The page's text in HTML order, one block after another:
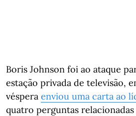
Boris Johnson foi ao ataque
estação privada de televisão,
véspera enviou uma carta ao
quatro perguntas